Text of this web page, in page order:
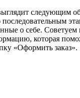
следующим
о себе.
которая
«Оформить заказ».